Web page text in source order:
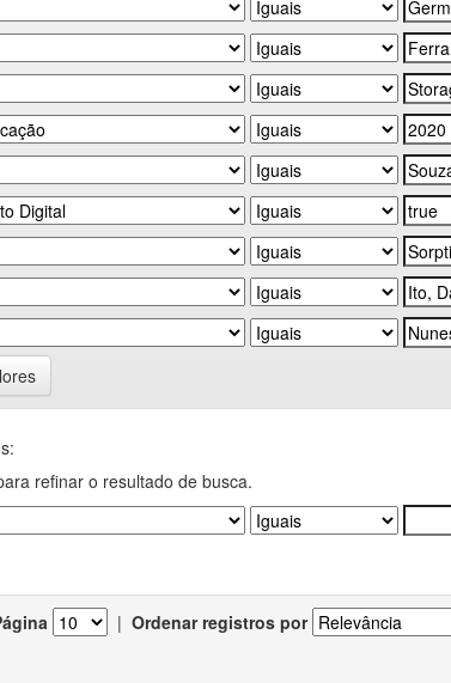
refinar o resultado de busca.
| Ordenar registros por